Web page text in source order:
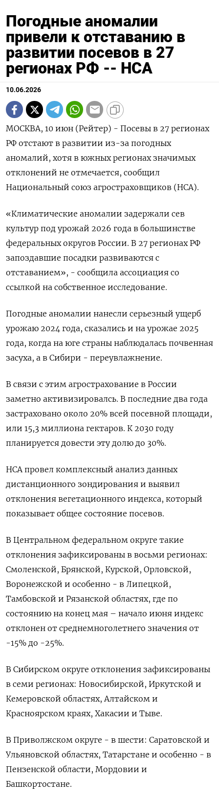
Погодные аномалии
привели к отставанию в
развитии посевов в 27
регионах РФ -- НСА
10.06.2026
МОСКВА, 10 июн (Рейтер) - Посевы в 27 регионах
РФ отстают в развитии из-за погодных
аномалий, хотя в южных регионах значимых
отклонений не отмечается, сообщил
Национальный союз агростраховщиков (НСА).
«Климатические аномалии задержали сев
культур под урожай 2026 года в большинстве
федеральных округов ‌России. В 27 регионах РФ
запоздавшие посадки развиваются с
отставанием», - сообщила ассоциация со
ссылкой на собственное исследование.
Погодные аномалии нанесли серьезный ущерб
урожаю 2024 года, сказались и на урожае 2025
года, когда на юге страны наблюдалась почвенная
​засуха, а в Сибири - переувлажнение.
В ​связи с этим агрострахование в ​России
заметно активизировалсь. ⁠В последние два года
застраховано около 20% всей посевной площади,
или 15,3 миллиона ‌гектаров. К 2030 году
планируется довести эту долю ‌до 30%.
НСА провел комплексный анализ данных
дистанционного зондирования и выявил
отклонения вегетационного индекса, который
показывает общее состояние посевов.
В ​Центральном федеральном округе такие
отклонения зафиксированы в восьми регионах:
Смоленской, Брянской, Курской, Орловской,
Воронежской и ‌особенно - в Липецкой,
Тамбовской и Рязанской областях, где по
состоянию на конец мая – начало июня индекс ​
отклонен от среднемноголетнего значения от
-15% до -25%.
В Сибирском округе отклонения зафиксированы
в семи регионах: Новосибирской, Иркутской и
‌Кемеровской областях, Алтайском и
Красноярском краях, Хакасии и Тыве.
В Приволжском округе - в шести: Саратовской и
Ульяновской областях, Татарстане и особенно - в
Пензенской области, Мордовии и
Башкортостане.